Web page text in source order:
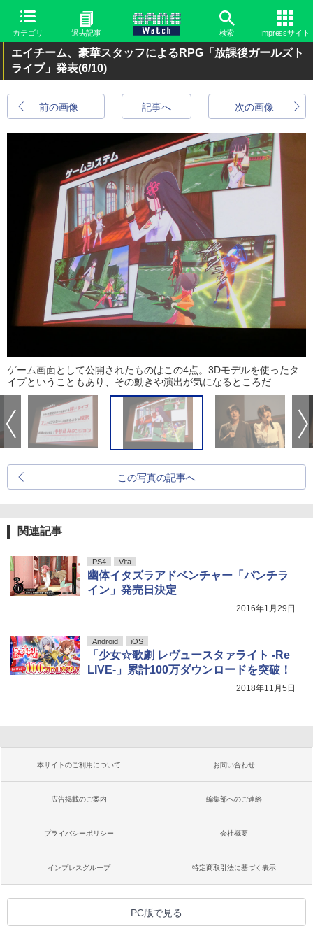
カテゴリ 過去記事 検索 Impressサイト
エイチーム、豪華スタッフによるRPG「放課後ガールズト
ライブ」発表(6/10)
前の画像 次の画像
記事へ
ゲーム画面として公開されたものはこの4点。3Dモデルを使ったタ
イプということもあり、その動きや演出が気になるところだ
この写真の記事へ
関連記事
PS4 Vita
幽体イタズラアドベンチャー「パンチラ
イン」発売日決定
2016年1月29日
Android iOS
「少女☆歌劇 レヴュースタァライト -Re
LIVE-」累計100万ダウンロードを突破！
2018年11月5日
本サイトのご利用について お問い合わせ
広告掲載のご案内 編集部へのご連絡
プライバシーポリシー 会社概要
インプレスグループ 特定商取引法に基づく表示
PC版で見る